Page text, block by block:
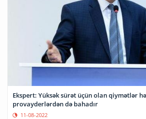
Ekspert: Yüksək sürət üçün olan qiymətlər
provayderlərdən də bahadır
11-08-2022